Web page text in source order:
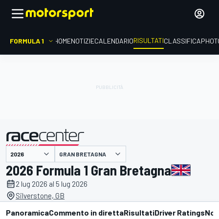
FORMULA 1 HOMENOTIZIECALENDARIORISULTATICLASSIFICA
presentato da GRAN BRETAGNA
2026 Formula 1 Gran Bretagna
2 lug 2026 al 5 lug 2026
Silverstone, GB
PanoramicaCommento in direttaRisultatiDriver Ratings